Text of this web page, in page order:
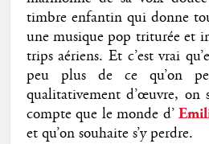
timbre enfantin qui donne
une musique pop triturée et
trips aériens. Et c’est vrai
peu plus de ce qu’on
qualitativement d’œuvre, on
compte que le monde d’
et qu’on souhaite s’y perdre.